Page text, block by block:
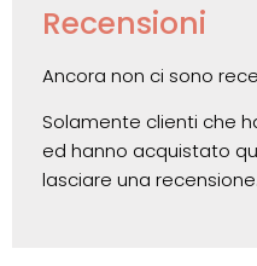
Recensioni
Ancora non ci sono
Solamente clienti che
ed hanno acquistato
lasciare una recensione.